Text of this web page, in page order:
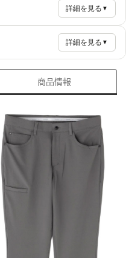
詳細を見る ▼
詳細を見る ▼
商品情報